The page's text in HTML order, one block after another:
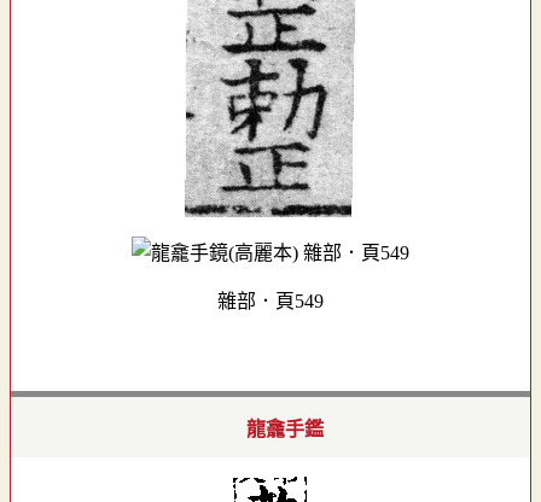
雜部．頁549
龍龕手鑑